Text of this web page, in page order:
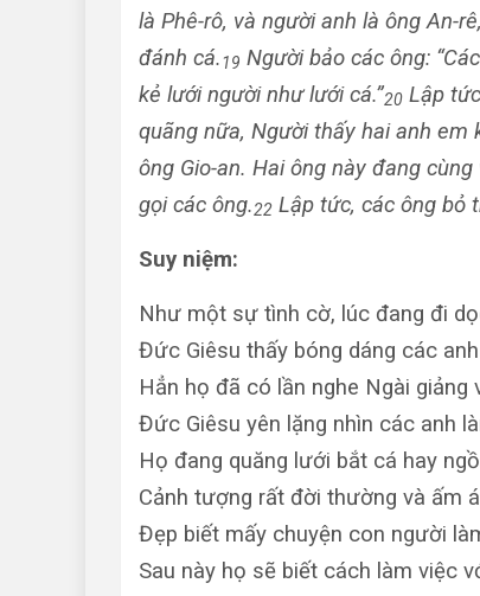
là Phê-rô, và người anh là ông An-
đánh cá.19 Người bảo các ông:
kẻ lưới người như lưới cá.”20 Lập
quãng nữa, Người thấy hai anh em
ông Gio-an. Hai ông này đang
gọi các ông.22 Lập tức, các ông bỏ
Suy niệm:
Như một sự tình cờ, lúc đang đi
Đức Giêsu thấy bóng dáng các
Hẳn họ đã có lần nghe Ngài giảng
Đức Giêsu yên lặng nhìn các anh
Họ đang quăng lưới bắt cá hay
Cảnh tượng rất đời thường và ấm
Đẹp biết mấy chuyện con người
Sau này họ sẽ biết cách làm việc